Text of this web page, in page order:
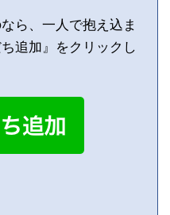
ら、一人で抱え込ま
追加』をクリックし